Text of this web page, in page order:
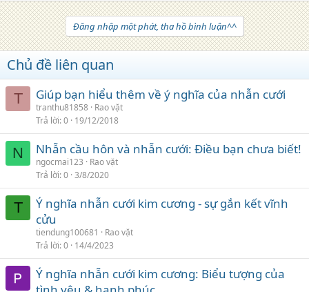
Đăng nhập một phát, tha hồ bình luận^^
Chủ đề liên quan
T Giúp bạn hiểu thêm về ý nghĩa của nhẫn cưới
tranthu81858 Rao vặt
Trả lời 0 19/12/2018
N Nhẫn cầu hôn và nhẫn cưới: Điều bạn chưa biết!
ngocmai123
Rao vặt
Trả lời 0 3/8/2020
T
Ý nghĩa nhẫn cưới kim cương - sự gắn kết vĩnh
cửu
tiendung100681
Rao vặt
Trả lời 0 14/4/2023
Ý nghĩa nhẫn cưới kim cương: Biểu tượng của